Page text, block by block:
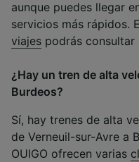
aunque puedes llegar
servicios más rápidos.
viajes podrás consultar
¿Hay un tren de alta
Burdeos?
Sí, hay trenes de alta
de Verneuil-sur-Avre a
OUIGO ofrecen varias